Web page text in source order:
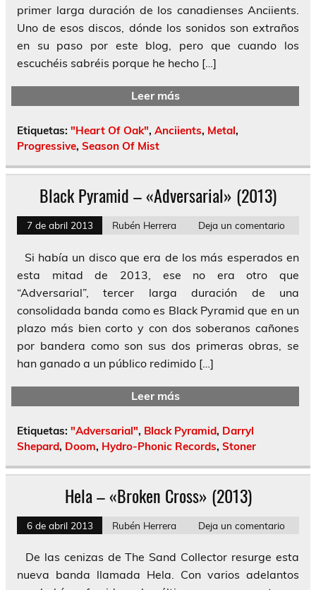
primer larga duración de los canadienses Anciients.
Uno de esos discos, dónde los sonidos son extraños
en su paso por este blog, pero que cuando los
escuchéis sabréis porque he hecho […]
Leer más
Etiquetas: "Heart Of Oak", Anciients, Metal,
Progressive, Season Of Mist
Black Pyramid – «Adversarial» (2013)
7 de abril 2013 Rubén Herrera Deja un comentario
Si había un disco que era de los más esperados en
esta mitad de 2013, ese no era otro que
“Adversarial”, tercer larga duración de una
consolidada banda como es Black Pyramid que en un
plazo más bien corto y con dos soberanos cañones
por bandera como son sus dos primeras obras, se
han ganado a un público redimido […]
Leer más
Etiquetas: "Adversarial", Black Pyramid, Darryl
Shepard, Doom, Hydro-Phonic Records, Stoner
Hela – «Broken Cross» (2013)
6 de abril 2013 Rubén Herrera Deja un comentario
De las cenizas de The Sand Collector resurge esta
nueva banda llamada Hela. Con varios adelantos